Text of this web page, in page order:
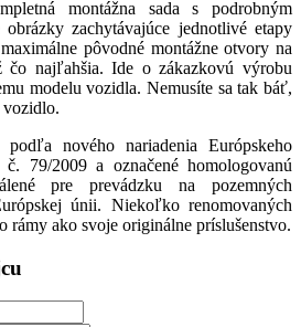
montážna sada s podrobným
zachytávajúce jednotlivé etapy
pôvodné montážne otvory na
čo najľahšia. Ide o zákazkovú výrobu
modelu vozidla. Nemusíte sa tak báť,
vozidlo.
nového nariadenia Európskeho
79/2009 a označené homologovanú
pre prevádzku na pozemných
únii. Niekoľko renomovaných
rámy ako svoje originálne príslušenstvo.